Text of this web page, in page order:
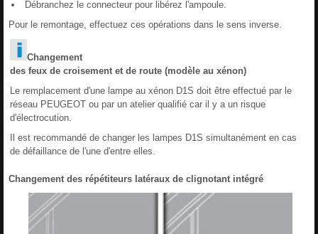
Débranchez le connecteur pour libérez l'ampoule.
Pour le remontage, effectuez ces opérations dans le sens inverse.
Changement
des feux de croisement et de route (modèle au xénon)
Le remplacement d'une lampe au xénon D1S doit être effectué par le
réseau PEUGEOT ou par un atelier qualifié car il y a un risque
d'électrocution.
Il est recommandé de changer les lampes D1S simultanément en cas
de défaillance de l'une d'entre elles.
Changement des répétiteurs latéraux de clignotant intégré